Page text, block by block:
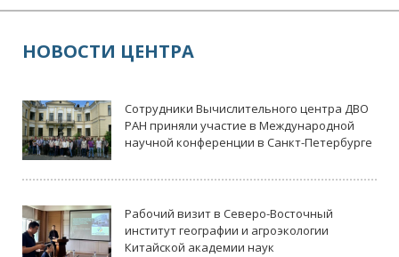
НОВОСТИ ЦЕНТРА
Сотрудники Вычислительного центра ДВО
РАН приняли участие в Международной
научной конференции в Санкт-Петербурге
Рабочий визит в Северо-Восточный
институт географии и агроэкологии
Китайской академии наук